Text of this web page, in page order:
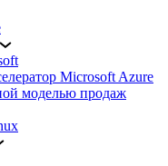
Microsoft Azure
моделью продаж